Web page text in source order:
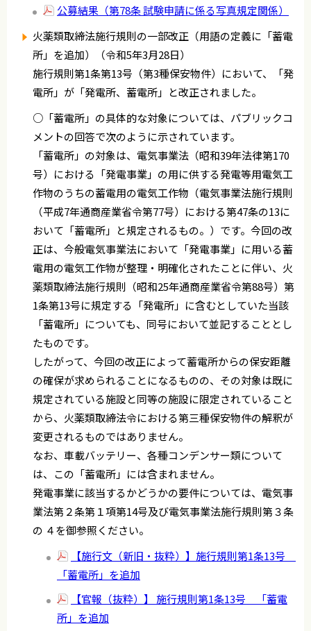
公募結果（第78条 試験申請に係る写真規定関係）
火薬類取締法施行規則の一部改正（用語の定義に「蓄電
所」を追加）（令和5年3月28日）
施行規則第1条第13号（第3種保安物件）において、「発
電所」が「発電所、蓄電所」と改正されました。
○「蓄電所」の具体的な対象については、パブリックコ
メントの回答で次のように示されています。
「蓄電所」の対象は、電気事業法（昭和39年法律第170
号）における「発電事業」の用に供する発電等用電気工
作物のうちの蓄電用の電気工作物（電気事業法施行規則
（平成7年通商産業省令第77号）における第47条の13に
おいて「蓄電所」と規定されるもの。）です。今回の改
正は、今般電気事業法において「発電事業」に用いる蓄
電用の電気工作物が整理・明確化されたことに伴い、火
薬類取締法施行規則（昭和25年通商産業省令第88号）第
1条第13号に規定する「発電所」に含むとしていた当該
「蓄電所」についても、同号において並記することとし
たものです。
したがって、今回の改正によって蓄電所からの保安距離
の確保が求められることになるものの、その対象は既に
規定されている施設と同等の施設に限定されていること
から、火薬類取締法令における第三種保安物件の解釈が
変更されるものではありません。
なお、車載バッテリー、各種コンデンサー類について
は、この「蓄電所」には含まれません。
発電事業に該当するかどうかの要件については、電気事
業法第２条第１項第14号及び電気事業法施行規則第３条
の ４を御参照ください。
【施行文（新旧・抜粋）】施行規則第1条13号
「蓄電所」を追加
【官報（抜粋）】 施行規則第1条13号 「蓄電
所」を追加